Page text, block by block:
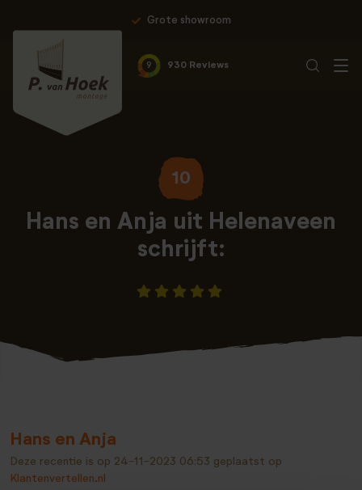
Grote showroom
9 930 Reviews
10
Hans en Anja uit Helenaveen
schrijft:
Hans en Anja
Deze recentie is op 24-11-2023 06:53 geplaatst op
Klantenvertellen.nl